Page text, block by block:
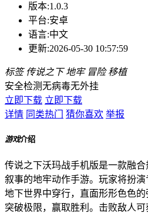
版本:1.0.3
平台:安卓
语言:中文
更新:2026-05-30 10:57:59
标签 传说之下 地牢 冒险 移植
安全检测无病毒无外挂
立即下载 立即下载
详情 同类热门 猜你喜欢 举报
游戏介绍
传说之下沃玛战手机版是一款融
叙事的地牢动作手游。玩家将扮
地下世界中穿行，直面形形色色
突破极限，赢取胜利。击败敌人可